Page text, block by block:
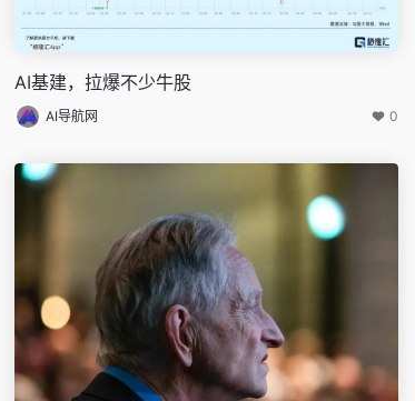
AI基建，拉爆不少牛股
AI导航网 0